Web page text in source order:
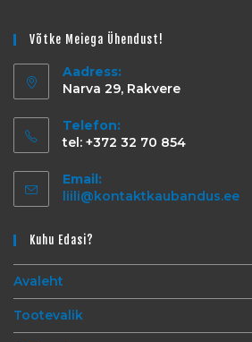
Võtke Meiega Ühendust!
Aadress:
Narva 29, Rakvere
Telefon:
tel: +372 32 70 854
Email:
liili@kontaktkaubandus.ee
Kuhu Edasi?
Avaleht
Tootevalik